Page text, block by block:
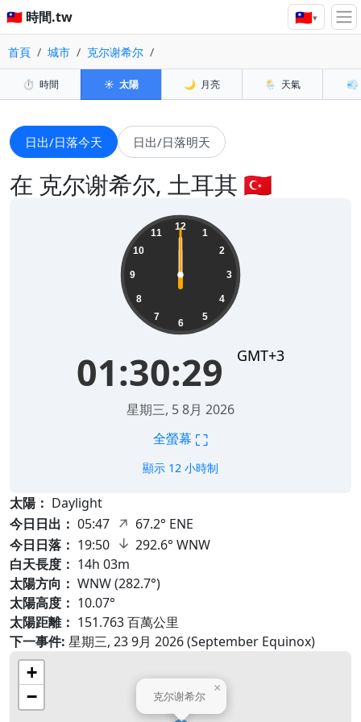
🇹🇼 時間.tw 🇹🇼▾
首頁 城市 克尔谢希尔
⏱️ 時間 ☀️ 太陽 🌙 月亮 🌦️ 天氣 💨
日出/日落今天 日出/日落明天
在 克尔谢希尔, 土耳其 🇹🇷
12
1
2
3
4
5
6
7
8
9
10
11
01:30:29 GMT+3
星期三, 5 8月 2026
全螢幕 ⛶
顯示 12 小時制
太陽： Daylight
今日日出： 05:47 ↑ 67.2° ENE
今日日落： 19:50 ↑ 292.6° WNW
白天長度： 14h 03m
太陽方向： WNW (282.7°)
太陽高度： 10.07°
太陽距離： 151.763 百萬公里
下一事件: 星期三, 23 9月 2026 (September Equinox)
克尔谢希尔
×
+
−